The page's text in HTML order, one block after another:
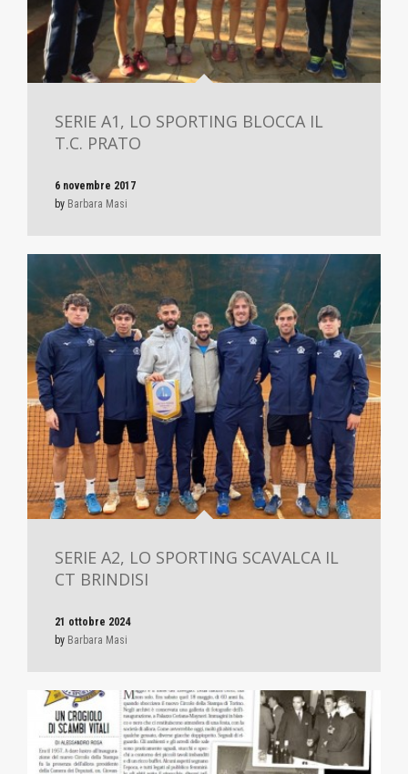
SERIE A1, LO SPORTING BLOCCA IL
T.C. PRATO
6 novembre 2017
by Barbara Masi
SERIE A2, LO SPORTING SCAVALCA IL
CT BRINDISI
21 ottobre 2024
by Barbara Masi